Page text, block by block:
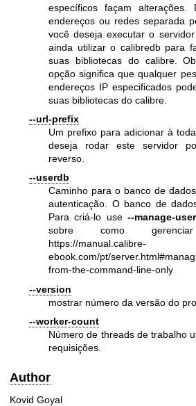
específicos façam
endereços ou redes separada
você deseja executar o
ainda utilizar o calibredb para
suas bibliotecas do calibre.
opção significa que qualquer
endereços IP especificados
suas bibliotecas do calibre.
--url-prefix
Um prefixo para adicionar à
deseja rodar este servidor
reverso.
--userdb
Caminho para o banco de
autenticação. O banco de
Para criá-lo use--manage-
sobre como
https://manual.calibre-
ebook.com/pt/
from-the-command-line-only
--version
mostrar número da versão do
--worker-count
Número de threads de trabalho
requisições.
Author
Kovid Goyal